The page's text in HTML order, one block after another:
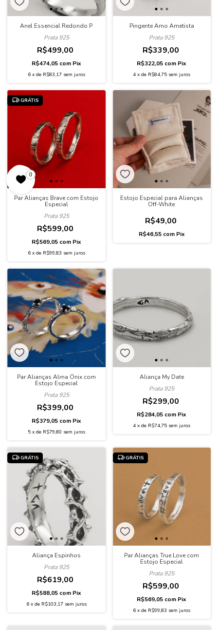
Anel Essencial Redondo P
Prata 925
R$499,00
R$474,05 com Pix
6 x de R$83,17 sem juros
Pingente Amo Ametista
Prata 925
R$339,00
R$322,05 com Pix
4 xde R$84,75 sem juros
GRÁTIS
Par Alianças Brave com Estojo
Especial
Prata 925
R$599,00
R$569,05 com Pix
6 x de R$99,83 sem juros
Estojo Especial para Alianças
Off-White
R$49,00
R$46,55 com Pix
Par Alianças Alma Ônix com
Estojo Especial
Prata 925
R$399,00
R$379,05 com Pix
5 x de R$79,80 sem juros
Aliança My Date
Prata 925
R$299,00
R$284,05 com Pix
4 xde R$74,75 sem juros
GRÁTIS
Aliança Espinhos
Prata 925
R$619,00
R$588,05 com Pix
6 x de R$103,17 sem juros
GRÁTIS
Par Alianças True Love com
Estojo Especial
Prata 925
R$599,00
R$569,05 com Pix
6 xde R$99,83 sem juros
0